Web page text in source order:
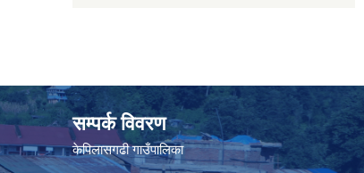
सम्पर्क विवरण
केपिलासगढी गाउँपालिका